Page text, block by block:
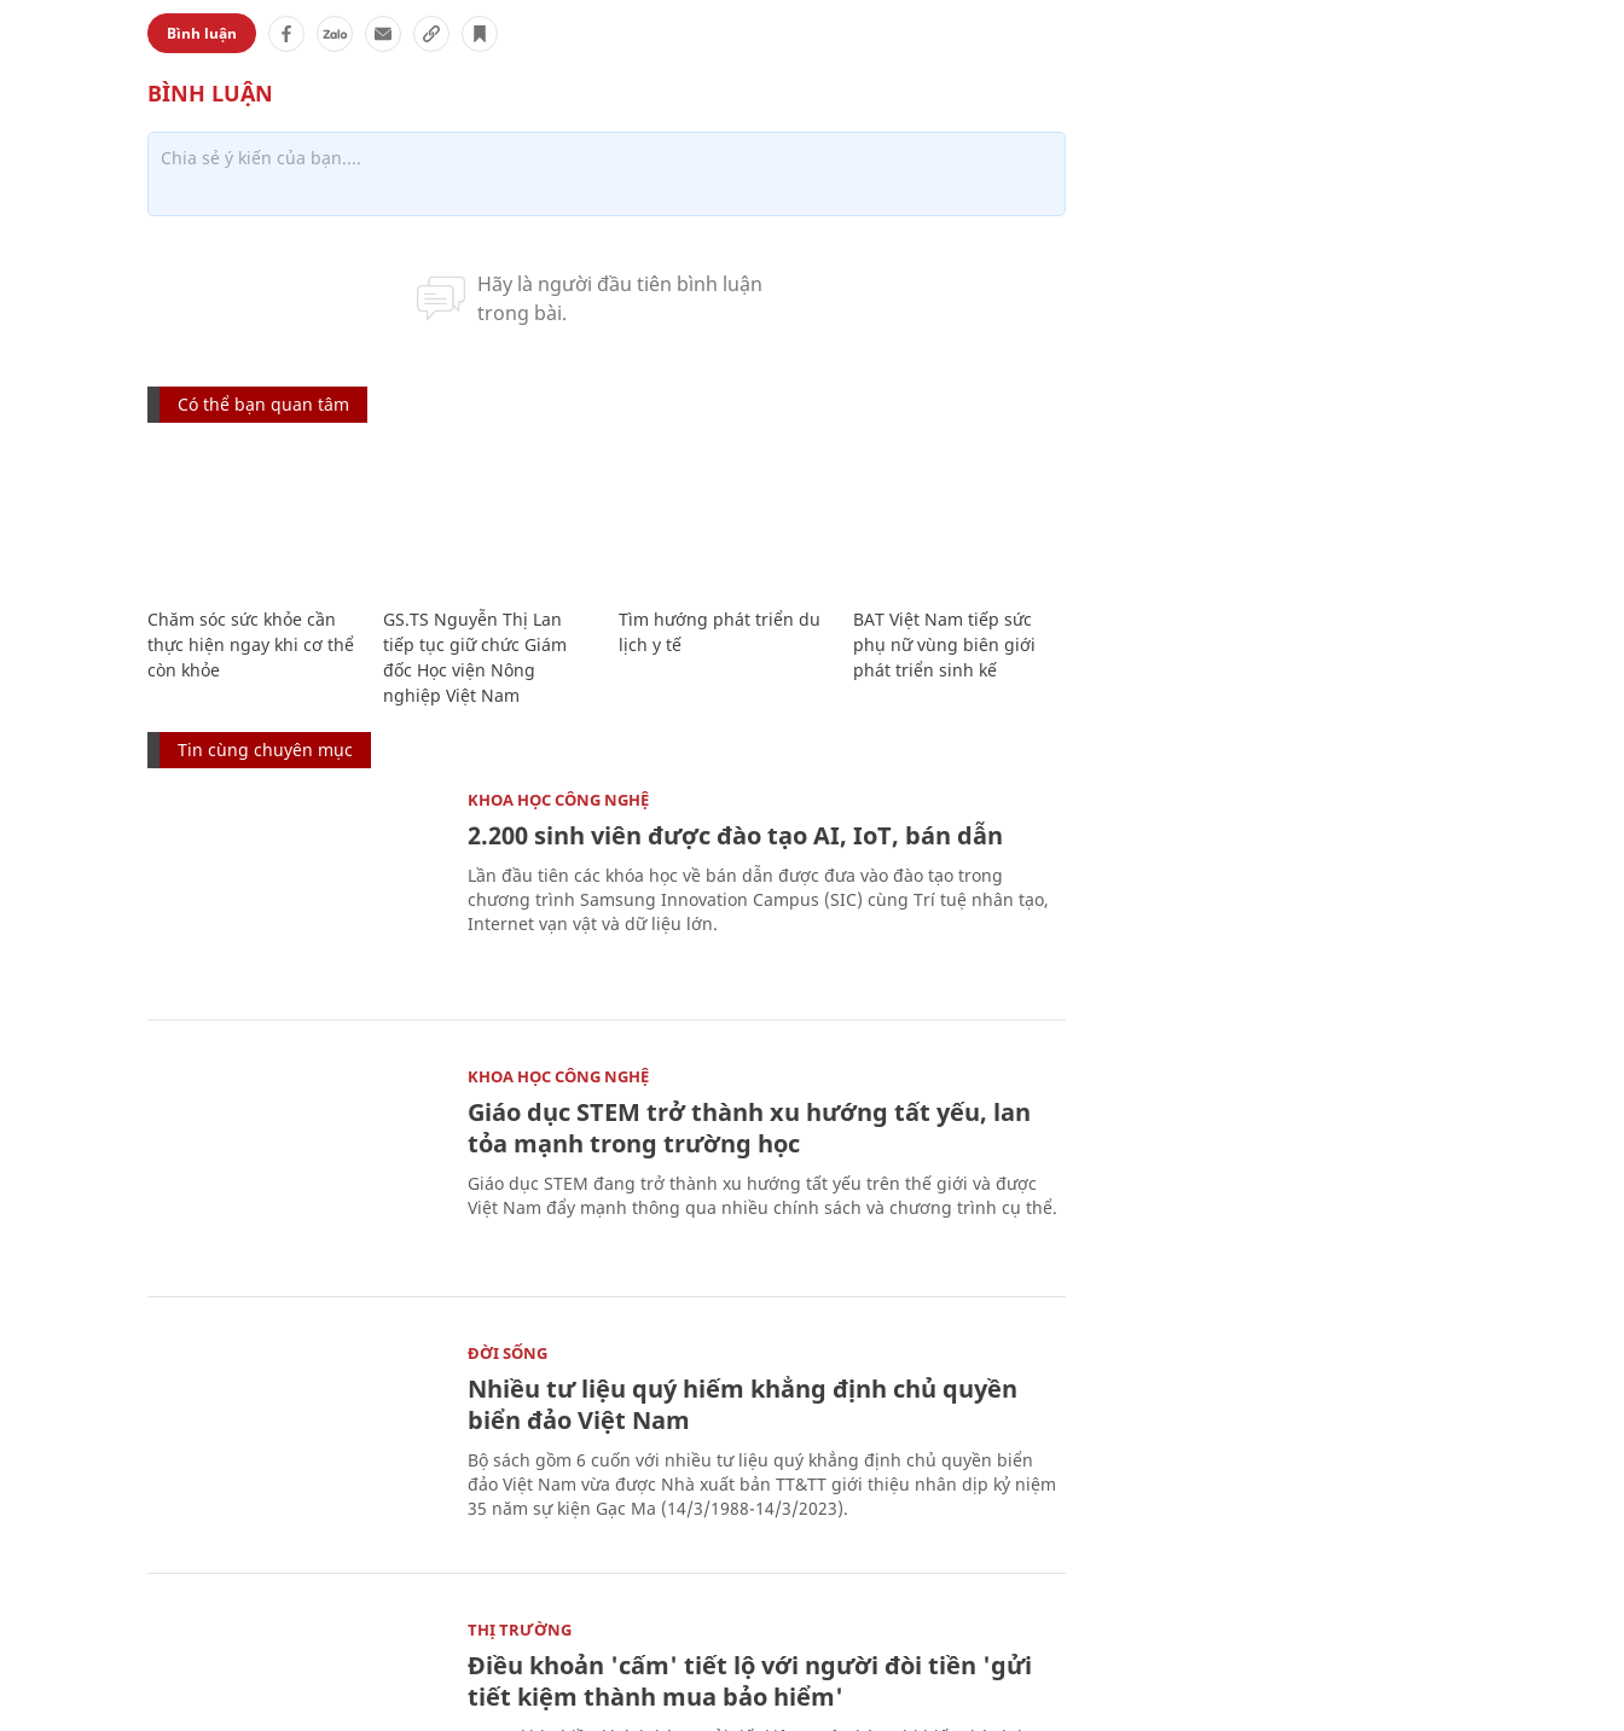
Bình luận
Có thể bạn quan tâm
Chăm sóc sức khỏe cần
thực hiện ngay khi cơ thể
còn khỏe
GS.TS Nguyễn Thị Lan
tiếp tục giữ chức Giám
đốc Học viện Nông
nghiệp Việt Nam
Tìm hướng phát triển du
lịch y tế
BAT Việt Nam tiếp sức
phụ nữ vùng biên giới
phát triển sinh kế
Tin cùng chuyên mục
KHOA HỌC CÔNG NGHỆ
2.200 sinh viên được đào tạo AI, IoT, bán dẫn
Lần đầu tiên các khóa học về bán dẫn được đưa vào đào tạo trong
chương trình Samsung Innovation Campus (SIC) cùng Trí tuệ nhân tạo,
Internet vạn vật và dữ liệu lớn.
KHOA HỌC CÔNG NGHỆ
Giáo dục STEM trở thành xu hướng tất yếu, lan
tỏa mạnh trong trường học
Giáo dục STEM đang trở thành xu hướng tất yếu trên thế giới và được
Việt Nam đẩy mạnh thông qua nhiều chính sách và chương trình cụ thể.
ĐỜI SỐNG
Nhiều tư liệu quý hiếm khẳng định chủ quyền
biển đảo Việt Nam
Bộ sách gồm 6 cuốn với nhiều tư liệu quý khẳng định chủ quyền biển
đảo Việt Nam vừa được Nhà xuất bản TT&TT giới thiệu nhân dịp kỷ niệm
35 năm sự kiện Gạc Ma (14/3/1988-14/3/2023).
THỊ TRƯỜNG
Điều khoản 'cấm' tiết lộ với người đòi tiền 'gửi
tiết kiệm thành mua bảo hiểm'